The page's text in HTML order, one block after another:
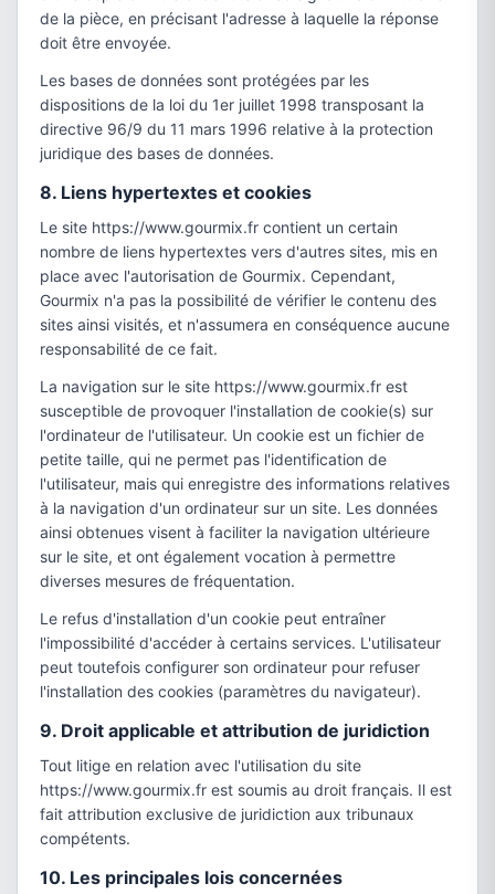
de la pièce, en précisant l'adresse à laquelle la réponse
doit être envoyée.
Les bases de données sont protégées par les
dispositions de la loi du 1er juillet 1998 transposant la
directive 96/9 du 11 mars 1996 relative à la protection
juridique des bases de données.
8. Liens hypertextes et cookies
Le site https://www.gourmix.fr contient un certain
nombre de liens hypertextes vers d'autres sites, mis en
place avec l'autorisation de Gourmix. Cependant,
Gourmix n'a pas la possibilité de vérifier le contenu des
sites ainsi visités, et n'assumera en conséquence aucune
responsabilité de ce fait.
La navigation sur le site https://www.gourmix.fr est
susceptible de provoquer l'installation de cookie(s) sur
l'ordinateur de l'utilisateur. Un cookie est un fichier de
petite taille, qui ne permet pas l'identification de
l'utilisateur, mais qui enregistre des informations relatives
à la navigation d'un ordinateur sur un site. Les données
ainsi obtenues visent à faciliter la navigation ultérieure
sur le site, et ont également vocation à permettre
diverses mesures de fréquentation.
Le refus d'installation d'un cookie peut entraîner
l'impossibilité d'accéder à certains services. L'utilisateur
peut toutefois configurer son ordinateur pour refuser
l'installation des cookies (paramètres du navigateur).
9. Droit applicable et attribution de juridiction
Tout litige en relation avec l'utilisation du site
https://www.gourmix.fr est soumis au droit français. Il est
fait attribution exclusive de juridiction aux tribunaux
compétents.
10. Les principales lois concernées